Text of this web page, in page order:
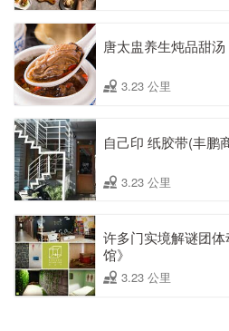
唐太盅养生炖品甜
3.23 公里
自己印 纸胶带(丰鹏
3.23 公里
许多门实境解谜团
馆》
3.23 公里